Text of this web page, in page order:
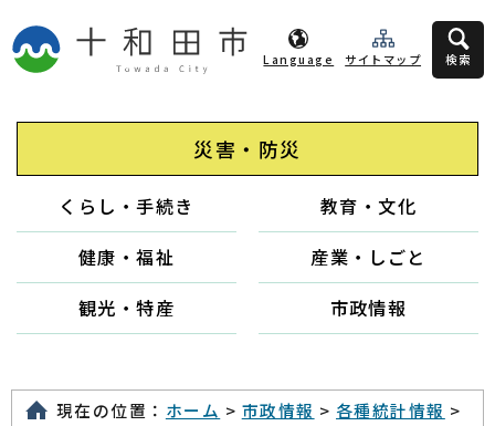
Language サイトマップ 検索
災害・防災
くらし・手続き
教育・文化
健康・福祉
産業・しごと
観光・特産
市政情報
現在の位置： ホーム > 市政情報 > 各種統計情報 >